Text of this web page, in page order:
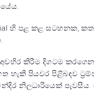
හි පළ කළ සටහනක,
කිරීම දිගටම
හැකි පියවර පිළිබඳව
නිලධාරියෙක්